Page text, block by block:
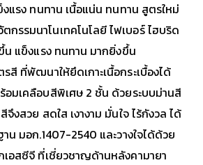
งแรง ทนทาน เนื้อแน่น ทนทาน สูตรใหม่
รรมนาโนเทคโนโลยี ไฟเบอร์ ไฮบริด
น แข็งแรง ทนทาน มากยิ่งขึ้น
สี ที่พัฒนาให้ยึดเกาะเนื้อกระเบื้องได้
มเคลือบสีพิเศษ 2 ชั้น ด้วยระบบม่านสี
จึงสวย สดใส เงางาม มั่นใจ ไร้กังวล ได้
น มอก.1407-2540 และวางใจได้ด้วย
เอสซีจี ที่เชี่ยวชาญด้านหลังคามายา